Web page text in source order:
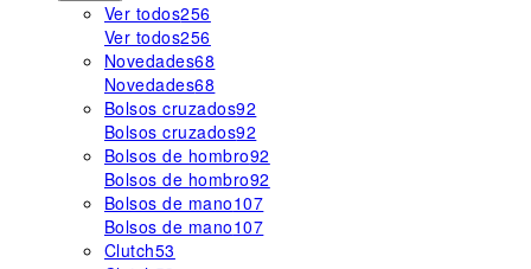
Ver todos256
Ver todos256
Novedades68
Novedades68
Bolsos cruzados92
Bolsos cruzados92
Bolsos de hombro92
Bolsos de hombro92
Bolsos de mano107
Bolsos de mano107
Clutch53